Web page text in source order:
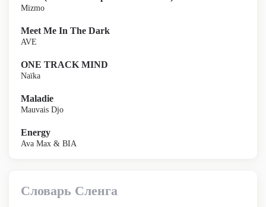
Mizmo
Meet Me In The Dark
AVE
ONE TRACK MIND
Naïka
Maladie
Mauvais Djo
Energy
Ava Max & BIA
Словарь Сленга